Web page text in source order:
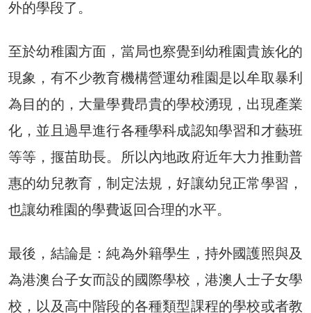
外的學段了。
至於幼稚園方面，當局也察覺到幼稚園貴族化的
現象，有不少教育機構營運幼稚園是以牟取暴利
為目的的，大量學費昂貴的學校湧現，出現產業
化，並且過早進行各種學科成認知學習和才藝班
等等，揠苗助長。所以內地政府近年大力推動普
惠的幼兒教育，制定法規，好讓幼兒正常學習，
也讓幼稚園的學費返回合理的水平。
最後，結論是：純為外籍學生，持外國護照與及
為港澳台子女而設的國際學校，港澳人士子女學
校，以及高中階段的各種類型課程的學校或者教